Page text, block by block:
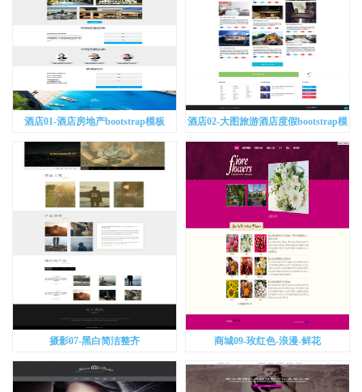
酒店01-酒店房地产bootstrap模板
酒店02-大图旅游酒店度假bootstrap模
板
摄影07-黑白简洁整齐 商城09-玫红色-浪漫-鲜花